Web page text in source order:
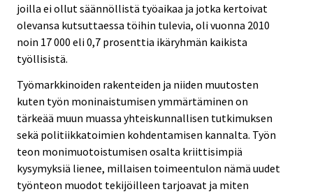
joilla ei ollut säännöllistä työaikaa ja jotka kertoivat
olevansa kutsuttaessa töihin tulevia, oli vuonna 2010
noin 17 000 eli 0,7 prosenttia ikäryhmän kaikista
työllisistä.
Työmarkkinoiden rakenteiden ja niiden muutosten
kuten työn moninaistumisen ymmärtäminen on
tärkeää muun muassa yhteiskunnallisen tutkimuksen
sekä politiikkatoimien kohdentamisen kannalta. Työn
teon monimuotoistumisen osalta kriittisimpiä
kysymyksiä lienee, millaisen toimeentulon nämä uudet
työnteon muodot tekijöilleen tarjoavat ja miten